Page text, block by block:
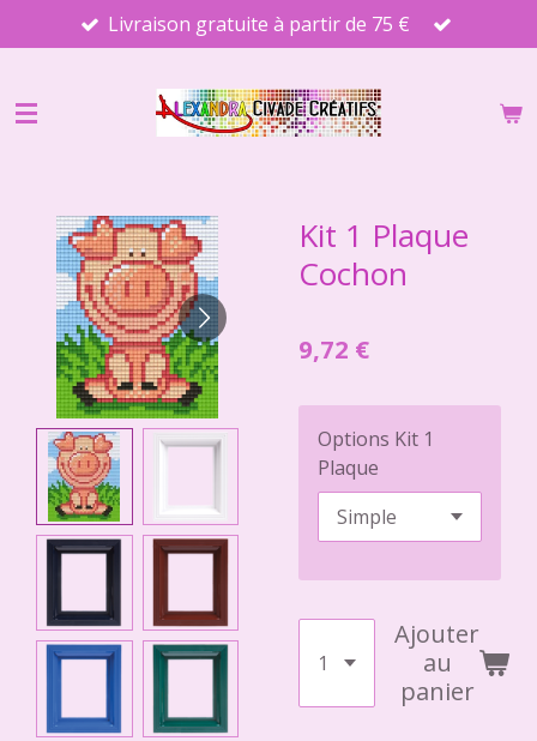
au
principal
Livraison gratuite à partir de 75 €
Kit 1 Plaque
Cochon
9,72 €
Options Kit 1
Plaque
Ajouter
au
panier